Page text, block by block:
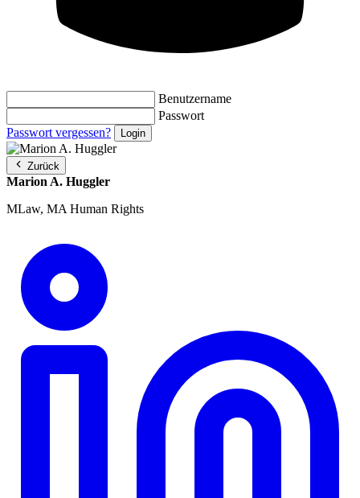
Benutzername
Passwort
Passwort vergessen?
Zurück
Marion A. Huggler
MLaw, MA Human Rights